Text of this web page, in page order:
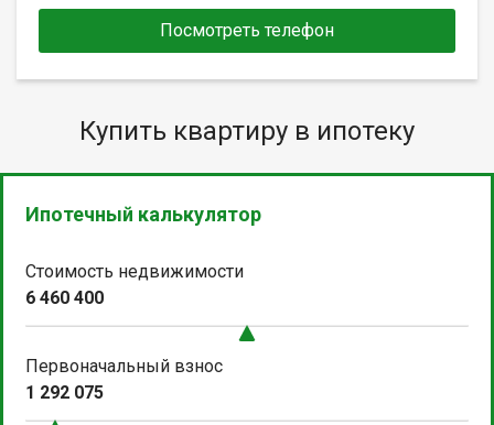
Посмотреть телефон
Купить квартиру в ипотеку
Ипотечный калькулятор
Стоимость недвижимости
6 460 400
Первоначальный взнос
1 292 075